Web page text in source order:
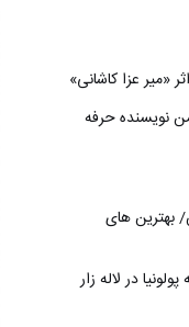
نویسنده حرفه
بهترین های
در لاله زار